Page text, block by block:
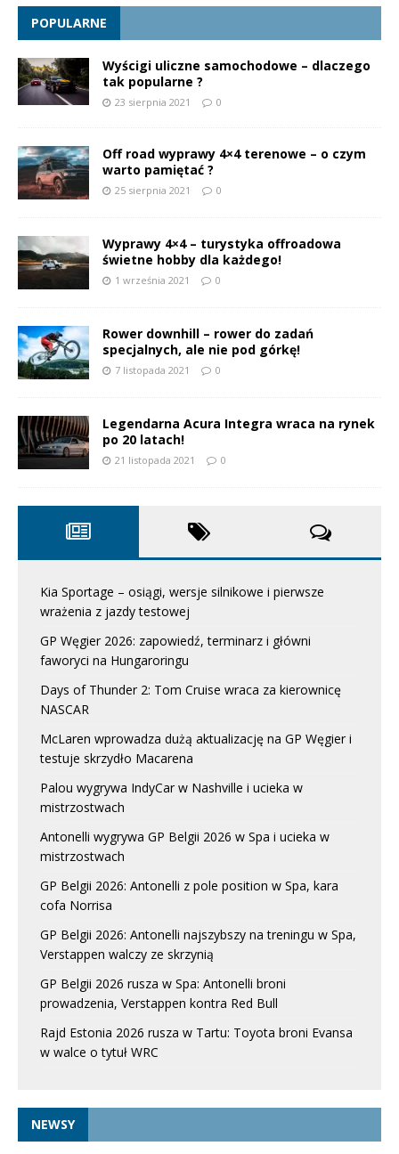
POPULARNE
Wyścigi uliczne samochodowe – dlaczego
tak popularne ?
23 sierpnia 2021 0
Off road wyprawy 4×4 terenowe – o czym
warto pamiętać ?
25 sierpnia 2021 0
Wyprawy 4×4 – turystyka offroadowa
świetne hobby dla każdego!
1 września 2021 0
Rower downhill – rower do zadań
specjalnych, ale nie pod górkę!
7 listopada 2021 0
Legendarna Acura Integra wraca na rynek
po 20 latach!
21 listopada 2021 0
Kia Sportage – osiągi, wersje silnikowe i pierwsze
wrażenia z jazdy testowej
GP Węgier 2026: zapowiedź, terminarz i główni
faworyci na Hungaroringu
Days of Thunder 2: Tom Cruise wraca za kierownicę
NASCAR
McLaren wprowadza dużą aktualizację na GP Węgier i
testuje skrzydło Macarena
Palou wygrywa IndyCar w Nashville i ucieka w
mistrzostwach
Antonelli wygrywa GP Belgii 2026 w Spa i ucieka w
mistrzostwach
GP Belgii 2026: Antonelli z pole position w Spa, kara
cofa Norrisa
GP Belgii 2026: Antonelli najszybszy na treningu w Spa,
Verstappen walczy ze skrzynią
GP Belgii 2026 rusza w Spa: Antonelli broni
prowadzenia, Verstappen kontra Red Bull
Rajd Estonia 2026 rusza w Tartu: Toyota broni Evansa
w walce o tytuł WRC
NEWSY